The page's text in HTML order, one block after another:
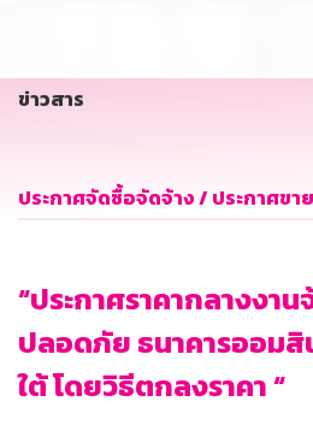
ข่าวสาร
ประกาศจัดซื้อจัดจ้าง / ประกาศขาย
“ประกาศราคากลางงา
ปลอดภัย ธนาคารออม
ใต้ โดยวิธีตกลงราคา “